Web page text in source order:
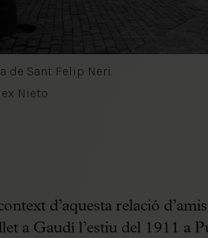
de Sant Felip Neri.
Nieto
d’aquesta relació
a Gaudí l’estiu del 1911 a